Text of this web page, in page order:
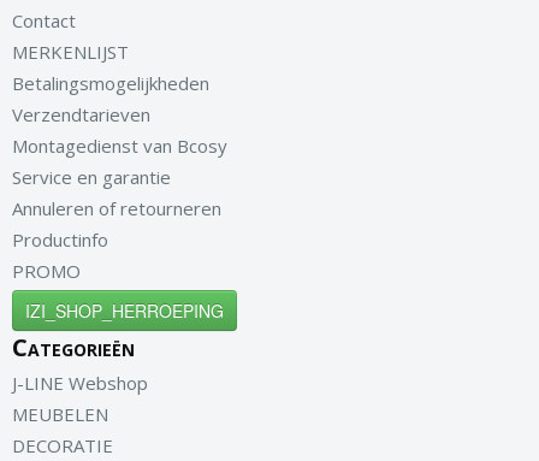
Contact
MERKENLIJST
Betalingsmogelijkheden
Verzendtarieven
Montagedienst van Bcosy
Service en garantie
Annuleren of retourneren
Productinfo
PROMO
IZI_SHOP_HERROEPING
Categorieën
J-LINE Webshop
MEUBELEN
DECORATIE